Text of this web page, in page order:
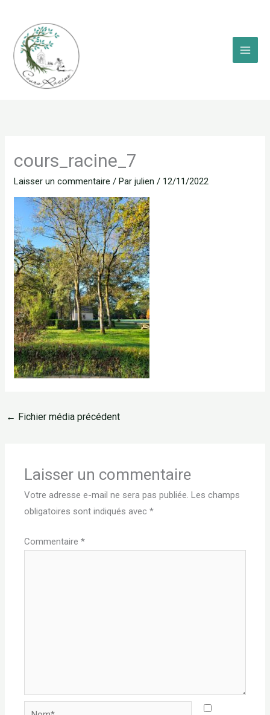
contenu
cours_racine_7
Laisser un commentaire / Parjulien / 12/11/2022
← Fichier média précédent
Laisser un commentaire
Votre adresse e-mail ne sera pas publiée. Les champs
obligatoires sont indiqués avec*
Commentaire*
Nom*